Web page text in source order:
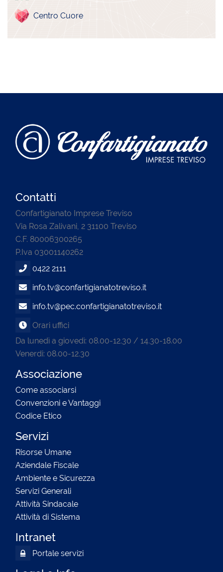
Centro Cuore
Contatti
Confartigianato Imprese Treviso
Via Rosa Zalivani, 2 31100 Treviso
C.F. 80006300265
P.Iva 03001140262
0422 2111
info.tv@confartigianatotreviso.it
info.tv@pec.confartigianatotreviso.it
Orari uffici
Da lunedì a giovedì: 08.00-12.30 / 14.30-18.00
Venerdi: 08.00-12.30
Associazione
Come associarsi
Convenzioni e Vantaggi
Codice Etico
Servizi
Risorse Umane
Aziendale Fiscale
Ambiente e Sicurezza
Servizi Generali
Attività Sindacale
Attività di Sistema
Intranet
Portale servizi